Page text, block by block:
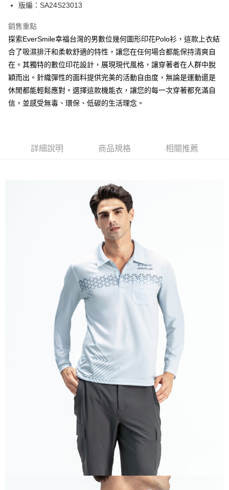
運送方式
全家取貨付款
每筆NT$100，滿NT$699(含以上)免運費
付款後全家取貨
每筆NT$100，滿NT$699(含以上)免運費
付款後萊爾富取貨
每筆NT$100，滿NT$699(含以上)免運費
每筆NT$100，滿NT$699(含以上)免運費
每筆NT$100，滿NT$699(含以上)免運費
每筆NT$100，滿NT$699(含以上)免運費
版編：SA24S23013
銷售重點
探索EverSmile幸福台灣的男數位幾何圖形印花Polo衫，這款上衣結
合了吸濕排汗和柔軟舒適的特性，讓您在任何場合都能保持清爽自
在。其獨特的數位印花設計，展現現代風格，讓穿著者在人群中脫
穎而出。針織彈性的面料提供完美的活動自由度，無論是運動還是
休閒都能輕鬆應對。選擇這款機能衣，讓您的每一次穿著都充滿自
信，並感受無毒、環保、低碳的生活理念。
詳細說明 商品規格 相關推薦